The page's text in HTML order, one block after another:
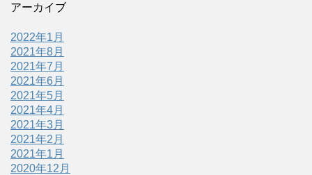
アーカイブ
2022年1月
2021年8月
2021年7月
2021年6月
2021年5月
2021年4月
2021年3月
2021年2月
2021年1月
2020年12月